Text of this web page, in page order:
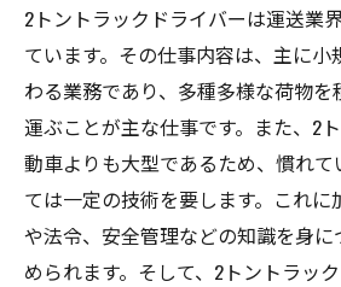
2トントラックドライバーは運送業
ています。その仕事内容は、主に小
わる業務であり、多種多様な荷物
運ぶことが主な仕事です。また、2
動車よりも大型であるため、慣れ
ては一定の技術を要します。これに
や法令、安全管理などの知識を身
められます。そして、2トントラッ